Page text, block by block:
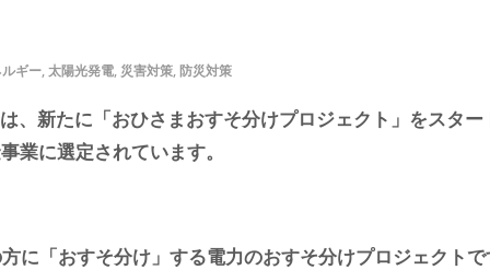
ギー, 太陽光発電, 災害対策, 防災対策
、新たに「おひさまおすそ分けプロジェクト」をスタ
業に選定されています。
に「おすそ分け」する電力のおすそ分けプロジェクト